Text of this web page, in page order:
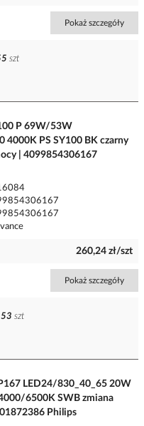
Pokaż szczegóły
szt
P 69W/53W
4000K PS SY100 BK czarny
| 4099854306167
260,24 zł/szt
Pokaż szczegóły
53 szt
LED24/830_40_65 20W
6500K SWB zmiana
Philips